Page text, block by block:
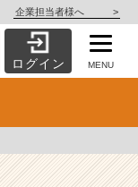
企業担当者様へ >
ログイン MENU